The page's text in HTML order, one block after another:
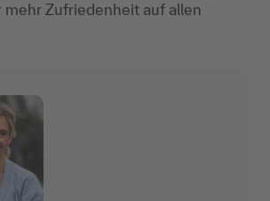
Zufriedenheit auf allen